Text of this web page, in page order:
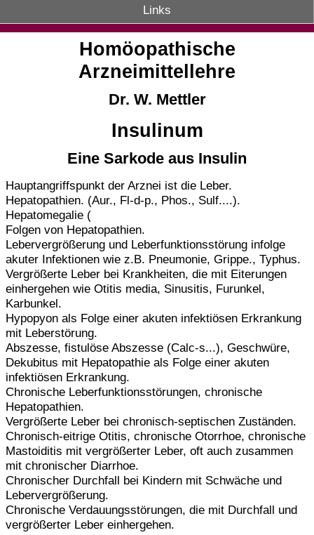
Links
Homöopathische
Arzneimittellehre
Dr. W. Mettler
Insulinum
Eine Sarkode aus Insulin
Hauptangriffspunkt der Arznei ist die Leber.
Hepatopathien. (Aur., Fl-d-p., Phos., Sulf....).
Hepatomegalie (
Folgen von Hepatopathien.
Lebervergrößerung und Leberfunktionsstörung infolge
akuter Infektionen wie z.B. Pneumonie, Grippe., Typhus.
Vergrößerte Leber bei Krankheiten, die mit Eiterungen
einhergehen wie Otitis media, Sinusitis, Furunkel,
Karbunkel.
Hypopyon als Folge einer akuten infektiösen Erkrankung
mit Leberstörung.
Abszesse, fistulöse Abszesse (Calc-s...), Geschwüre,
Dekubitus mit Hepatopathie als Folge einer akuten
infektiösen Erkrankung.
Chronische Leberfunktionsstörungen, chronische
Hepatopathien.
Vergrößerte Leber bei chronisch-septischen Zuständen.
Chronisch-eitrige Otitis, chronische Otorrhoe, chronische
Mastoiditis mit vergrößerter Leber, oft auch zusammen
mit chronischer Diarrhoe.
Chronischer Durchfall bei Kindern mit Schwäche und
Lebervergrößerung.
Chronische Verdauungsstörungen, die mit Durchfall und
vergrößerter Leber einhergehen.